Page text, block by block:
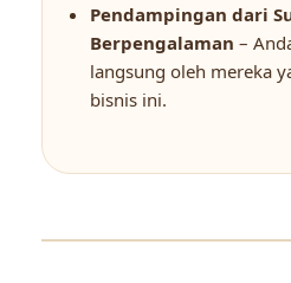
Pendampingan dari
Berpengalaman –
langsung oleh mereka
bisnis ini.